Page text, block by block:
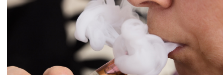
Hälsoeffekter
Info om Cigaretter